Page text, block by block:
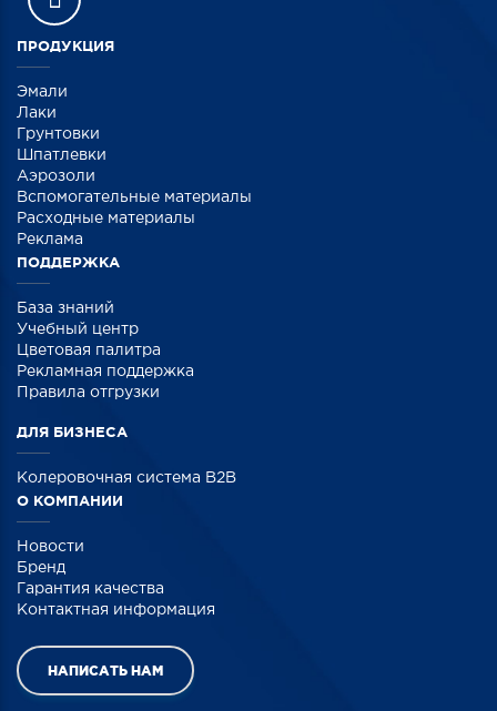
ПРОДУКЦИЯ
Эмали
Лаки
Грунтовки
Шпатлевки
Аэрозоли
Вспомогательные материалы
Расходные материалы
Реклама
ПОДДЕРЖКА
База знаний
Учебный центр
Цветовая палитра
Рекламная поддержка
Правила отгрузки
ДЛЯ БИЗНЕСА
Колеровочная система B2B
О КОМПАНИИ
Новости
Бренд
Гарантия качества
Контактная информация
НАПИСАТЬ НАМ